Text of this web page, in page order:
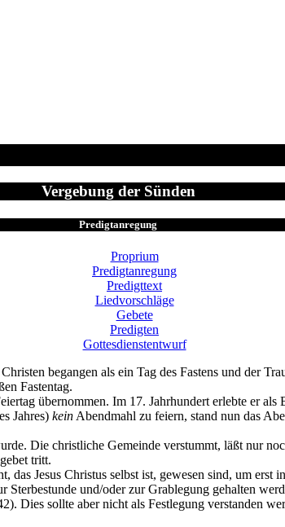
Vergebung der Sünden
Predigtanregung
Proprium
Predigtanregung
Predigttext
Liedvorschläge
Gebete
Predigten
Gottesdienstentwurf
begangen als ein Tag des Fastens und der
Fastentag.
übernommen. Im 17. Jahrhundert erlebte er
Jahres) kein Abendmahl zu feiern, stand nun das
Die christliche Gemeinde verstummt, läßt nur
tritt.
das Jesus Christus selbst ist, gewesen sind, um erst
und/oder zur Grablegung gehalten
Dies sollte aber nicht als Festlegung verstanden